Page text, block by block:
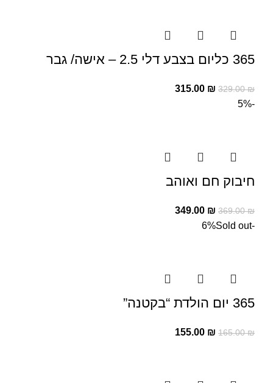
365 כליום בצבע דלי 2.5 – אישה/ גבר
329.00₪
315.00 ₪
-5%
חיבוק חם ואוהב
369.00₪
349.00 ₪
-6%
Sold out
365 יום הולדת “בקטנה”
165.00₪
155.00 ₪